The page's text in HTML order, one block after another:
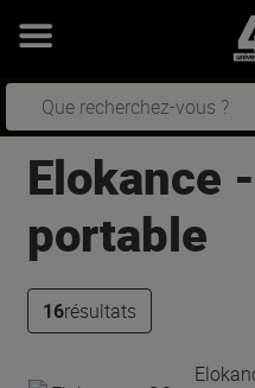
Elokance -
portable
16résultats